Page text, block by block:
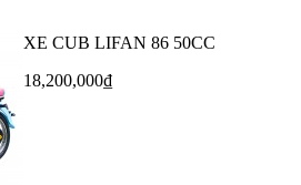
XE CUB LIFAN 86 50CC
18,200,000₫